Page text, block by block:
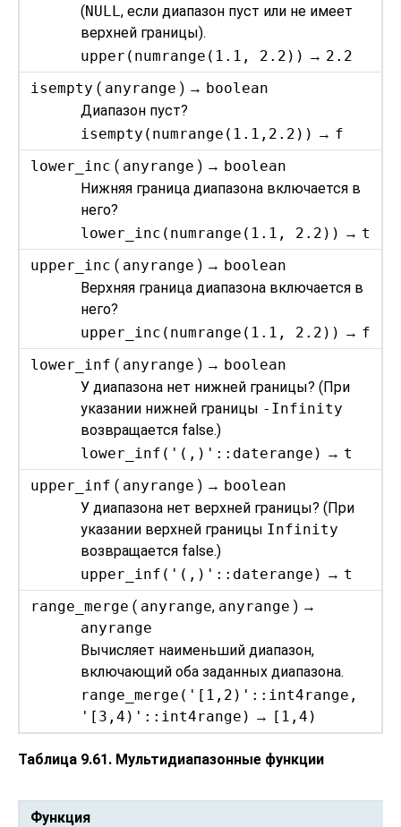
(NULL, если диапазон пуст или не имеет
верхней границы).
upper(numrange(1.1, 2.2)) → 2.2
isempty ( anyrange ) → boolean
Диапазон пуст?
isempty(numrange(1.1,2.2)) → f
lower_inc ( anyrange ) → boolean
Нижняя граница диапазона включается в
него?
lower_inc(numrange(1.1, 2.2)) → t
upper_inc ( anyrange ) → boolean
Верхняя граница диапазона включается в
него?
upper_inc(numrange(1.1, 2.2)) → f
lower_inf ( anyrange ) → boolean
У диапазона нет нижней границы? (При
указании нижней границы -Infinity
возвращается false.)
lower_inf('(,)'::daterange) → t
upper_inf ( anyrange ) → boolean
У диапазона нет верхней границы? (При
указании верхней границы Infinity
возвращается false.)
upper_inf('(,)'::daterange) → t
range_merge ( anyrange, anyrange ) →
anyrange
Вычисляет наименьший диапазон,
включающий оба заданных диапазона.
range_merge('[1,2)'::int4range,
'[3,4)'::int4range) → [1,4)
Таблица 9.61. Мультидиапазонные функции
Функция